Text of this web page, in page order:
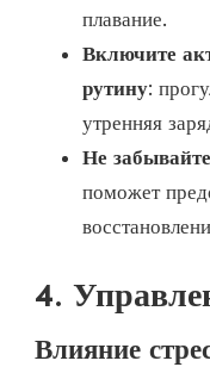
плавание.
Включите
рутину:
утренняя
Не
поможет
4.
Влияние